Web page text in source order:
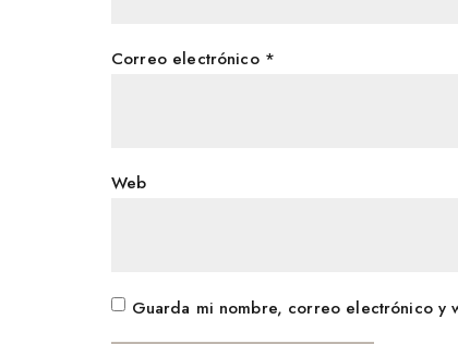
Correo electrónico *
Web
Guarda mi nombre, correo electrónico y